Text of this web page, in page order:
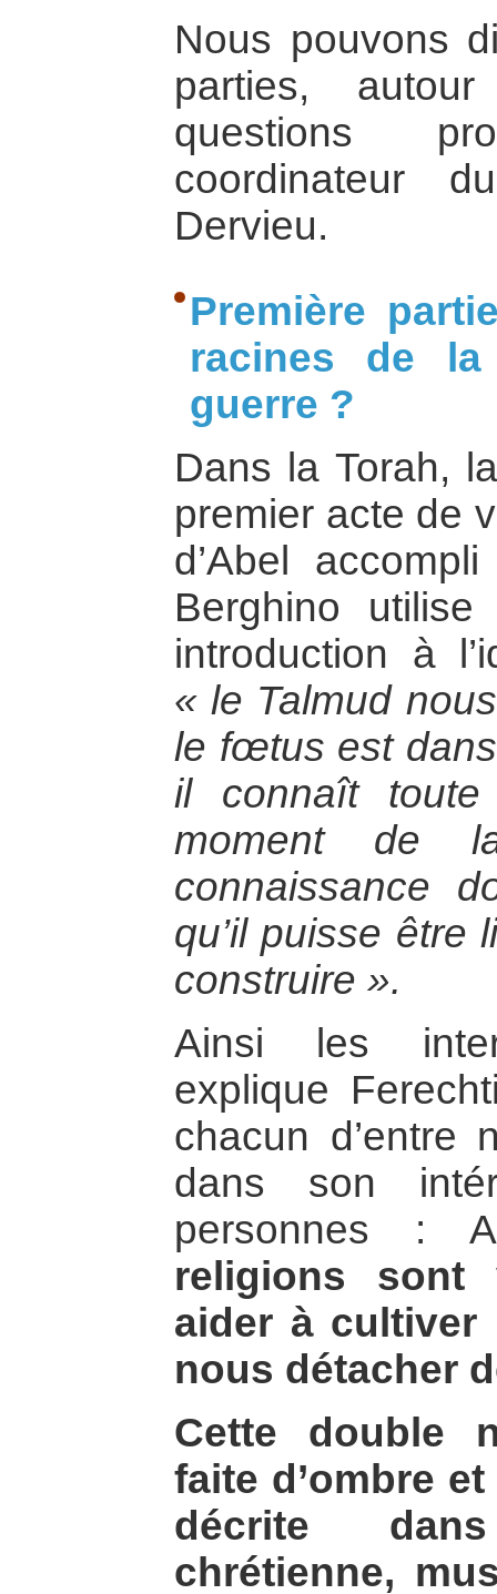
Nous pouvons
parties,
questions
coordinateur
Dervieu.
Première
racines de
guerre ?
Dans la Torah,
premier acte de
d’Abel
Berghino
introduction à
« le Talmud
le fœtus est
il connaît
moment de
connaissance
qu’il puisse être
construire ».
Ainsi les
explique
chacun d’entre
dans son
personnes :
religions sont
aider à cultiver
nous détacher
Cette double
faite d’ombre
décrite
chrétienne,